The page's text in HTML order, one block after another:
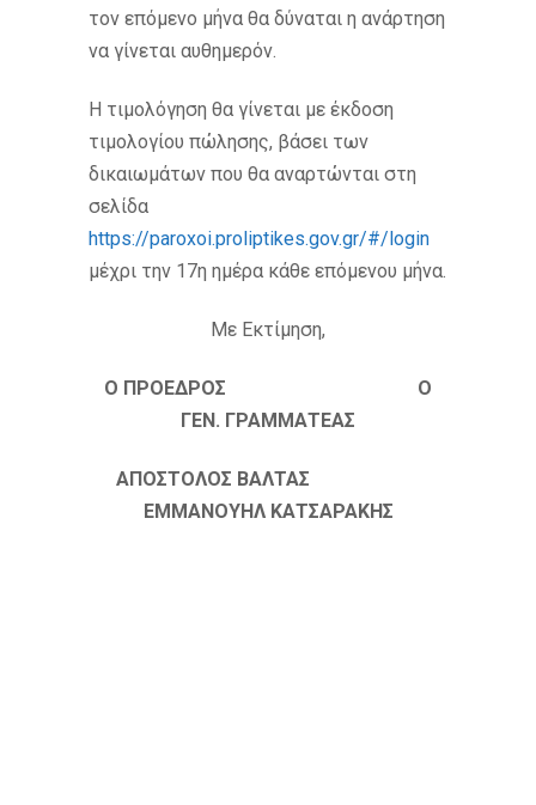
τον επόμενο μήνα θα δύναται η ανάρτηση
να γίνεται αυθημερόν.
Η τιμολόγηση θα γίνεται με έκδοση
τιμολογίου πώλησης, βάσει των
δικαιωμάτων που θα αναρτώνται στη
σελίδα
https://paroxoi.proliptikes.gov.gr/#/login
μέχρι την 17η ημέρα κάθε επόμενου μήνα.
Με Εκτίμηση,
Ο ΠΡΟΕΔΡΟΣ Ο
ΓΕΝ. ΓΡΑΜΜΑΤΕΑΣ
ΑΠΟΣΤΟΛΟΣ ΒΑΛΤΑΣ
ΕΜΜΑΝΟΥΗΛ ΚΑΤΣΑΡΑΚΗΣ